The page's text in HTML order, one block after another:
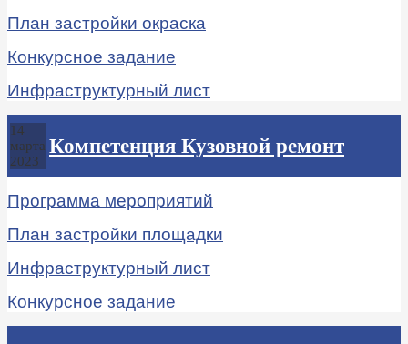
План застройки окраска
Конкурсное задание
Инфраструктурный лист
14
марта
2023
Компетенция Кузовной ремонт
Программа мероприятий
План застройки площадки
Инфраструктурный лист
Конкурсное задание